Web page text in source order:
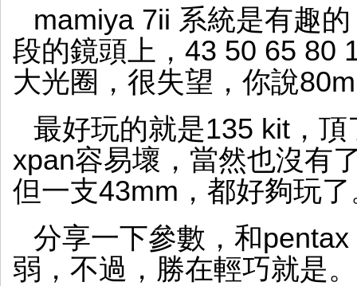
mamiya 7ii 系統是有趣
段的鏡頭上，43 50 65 80
大光圈，很失望，你說
最好玩的就是135 kit，
xpan容易壞，當然也沒有
但一支43mm，都好夠玩了
分享一下參數，和
弱，不過，勝在輕巧就是。